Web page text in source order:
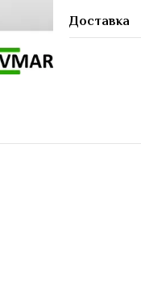
Доставка